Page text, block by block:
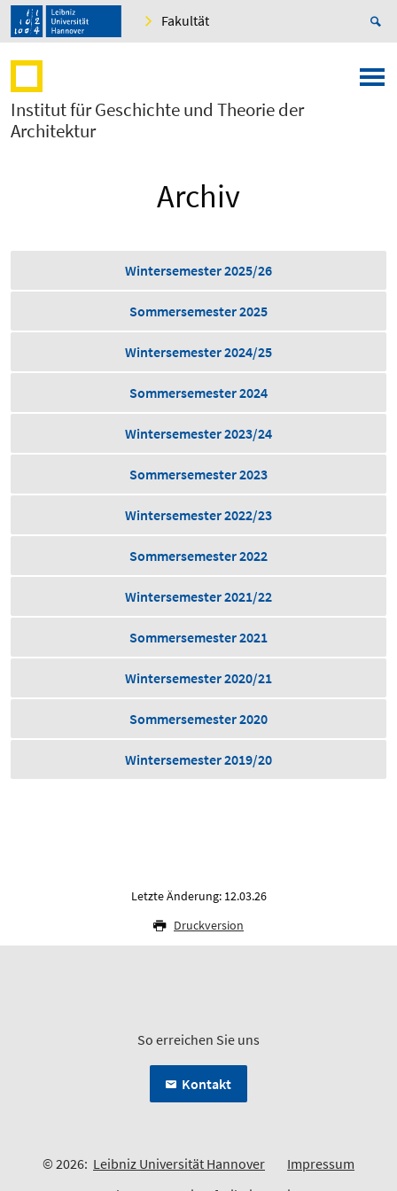
Fakultät
Institut für Geschichte und Theorie der
Architektur
Archiv
Wintersemester 2025/26
Sommersemester 2025
Wintersemester 2024/25
Sommersemester 2024
Wintersemester 2023/24
Sommersemester 2023
Wintersemester 2022/23
Sommersemester 2022
Wintersemester 2021/22
Sommersemester 2021
Wintersemester 2020/21
Sommersemester 2020
Wintersemester 2019/20
Letzte Änderung: 12.03.26
Druckversion
So erreichen Sie uns
Kontakt
© 2026: Leibniz Universität Hannover
Impressum